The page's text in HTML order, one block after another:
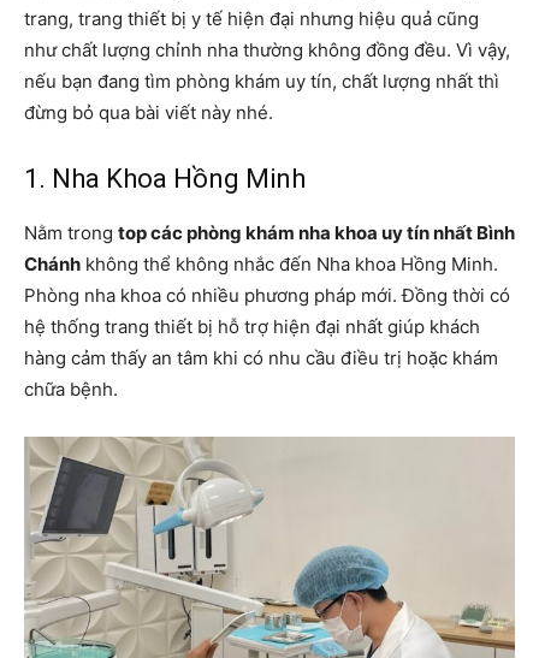
trang, trang thiết bị y tế hiện đại nhưng hiệu quả cũng
như chất lượng chỉnh nha thường không đồng đều. Vì vậy,
nếu bạn đang tìm phòng khám uy tín, chất lượng nhất thì
đừng bỏ qua bài viết này nhé.
1. Nha Khoa Hồng Minh
Nằm trong top các phòng khám nha khoa uy tín nhất Bình
Chánh không thể không nhắc đến Nha khoa Hồng Minh.
Phòng nha khoa có nhiều phương pháp mới. Đồng thời có
hệ thống trang thiết bị hỗ trợ hiện đại nhất giúp khách
hàng cảm thấy an tâm khi có nhu cầu điều trị hoặc khám
chữa bệnh.